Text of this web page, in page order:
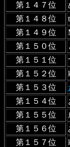
第１４７位
第１４８位
第１４９位
第１５０位
第１５１位
第１５２位
第１５３位
第１５４位
第１５５位
第１５６位
第１５７位